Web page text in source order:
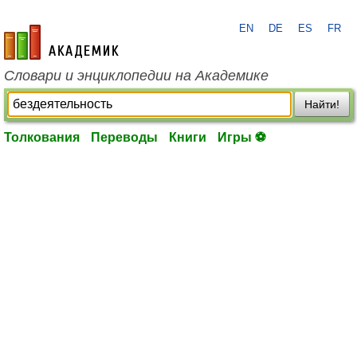
academic.ru
EN DE ES FR
Словари и энциклопедии на Академике
Найти!
Толкования Переводы Книги Игры ⚽